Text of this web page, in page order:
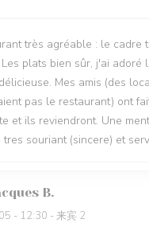
très agréable : le cadre
plats bien sûr, j'ai adoré
Mes amis (des
pas le restaurant) ont
et ils reviendront. Une
tres souriant (sincere) et
B
- 12:30 - 来宾 2